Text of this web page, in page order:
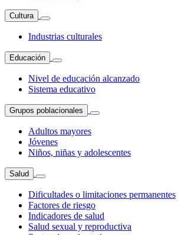
Cultura
Industrias culturales
Educación
Nivel de educación alcanzado
Sistema educativo
Grupos poblacionales
Adultos mayores
Jóvenes
Niños, niñas y adolescentes
Salud
Dificultades o limitaciones permanentes
Factores de riesgo
Indicadores de salud
Salud sexual y reproductiva